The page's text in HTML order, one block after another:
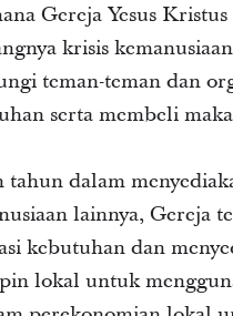
Gereja Yesus
krisis
teman-teman dan
serta membeli
dalam
lainnya, Gereja
kebutuhan dan
lokal untuk